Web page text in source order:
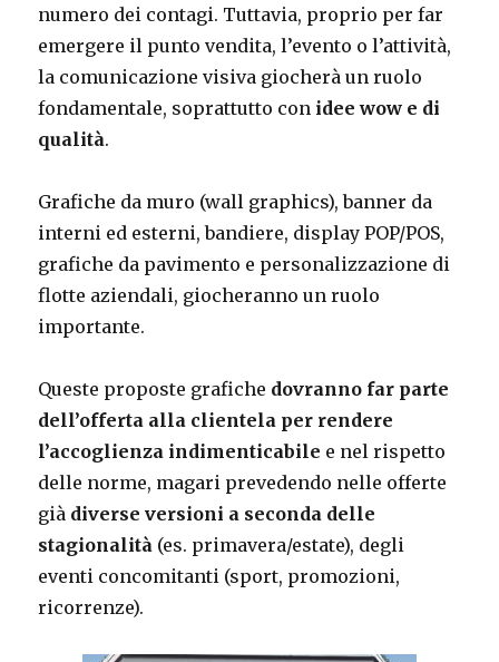
numero dei contagi. Tuttavia, proprio per far
emergere il punto vendita, l’evento o l’attività,
la comunicazione visiva giocherà un ruolo
fondamentale, soprattutto con idee wow e di
qualità.
Grafiche da muro (wall graphics), banner da
interni ed esterni, bandiere, display POP/POS,
grafiche da pavimento e personalizzazione di
flotte aziendali, giocheranno un ruolo
importante.
Queste proposte grafiche dovranno far parte
dell’offerta alla clientela per rendere
l’accoglienza indimenticabile e nel rispetto
delle norme, magari prevedendo nelle offerte
già diverse versioni a seconda delle
stagionalità (es. primavera/estate), degli
eventi concomitanti (sport, promozioni,
ricorrenze).